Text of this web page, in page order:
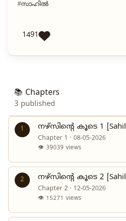
സാഹിൽ
1491
📚 Chapters
3 published
1 നഴ്സിന്റെ കൂടെ 1 [Sahil]
Chapter 1 · 08-05-2026
👁 39039 views
2 നഴ്സിന്റെ കൂടെ 2 [Sahil]
Chapter 2 · 12-05-2026
👁 15271 views